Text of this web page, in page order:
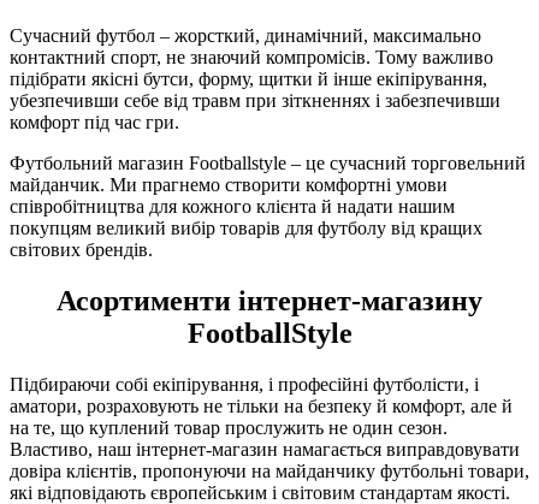
Сучасний футбол – жорсткий, динамічний, максимально
контактний спорт, не знаючий компромісів. Тому важливо
підібрати якісні бутси, форму, щитки й інше екіпірування,
убезпечивши себе від травм при зіткненнях і забезпечивши
комфорт під час гри.
Футбольний магазин Footballstyle – це сучасний торговельний
майданчик. Ми прагнемо створити комфортні умови
співробітництва для кожного клієнта й надати нашим
покупцям великий вибір товарів для футболу від кращих
світових брендів.
Асортименти інтернет-магазину
FootballStyle
Підбираючи собі екіпірування, і професійні футболісти, і
аматори, розраховують не тільки на безпеку й комфорт, але й
на те, що куплений товар прослужить не один сезон.
Властиво, наш інтернет-магазин намагається виправдовувати
довіра клієнтів, пропонуючи на майданчику футбольні товари,
які відповідають європейським і світовим стандартам якості.